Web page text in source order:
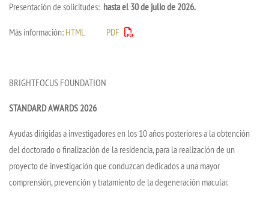
Presentación de solicitudes: hasta el 30 de julio de 2026.
Más información: HTML PDF
BRIGHTFOCUS FOUNDATION
STANDARD AWARDS 2026
Ayudas dirigidas a investigadores en los 10 años posteriores a la obtención
del doctorado o finalización de la residencia, para la realización de un
proyecto de investigación que conduzcan dedicados a una mayor
comprensión, prevención y tratamiento de la degeneración macular.